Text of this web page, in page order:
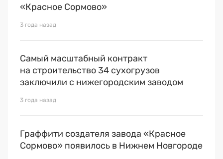
«Красное Сормово»
3 года назад
Самый масштабный контракт
на строительство 34 сухогрузов
заключили с нижегородским заводом
3 года назад
Граффити создателя завода «Красное
Сормово» появилось в Нижнем Новгороде